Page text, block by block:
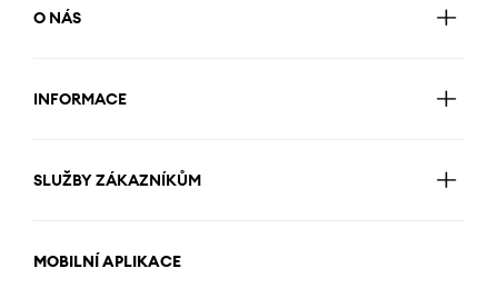
O NÁS
INFORMACE
SLUŽBY ZÁKAZNÍKŮM
MOBILNÍ APLIKACE